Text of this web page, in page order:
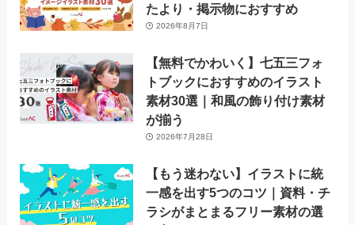
たより・掲示物におすすめ
2026年8月7日
【無料でかわいく】七五三フォ
トブックにおすすめのイラスト
素材30選｜和風の飾り付け素材
が揃う
2026年7月28日
【もう迷わない】イラストに統
一感を出す5つのコツ｜資料・チ
ラシがまとまるフリー素材の選